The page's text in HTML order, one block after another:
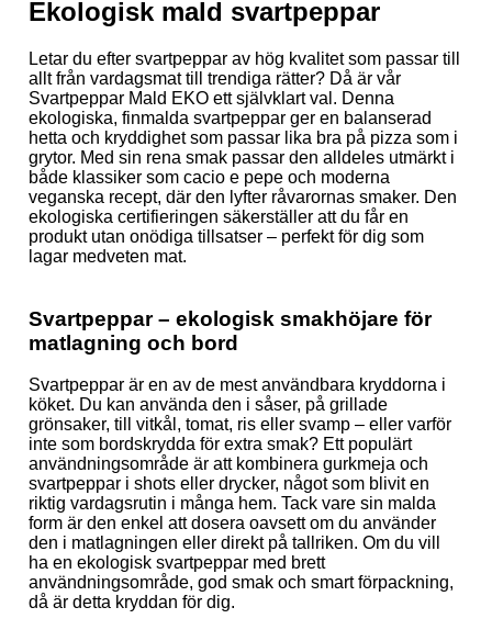
Ekologisk mald svartpeppar
Letar du efter svartpeppar av hög kvalitet som passar till
allt från vardagsmat till trendiga rätter? Då är vår
Svartpeppar Mald EKO ett självklart val. Denna
ekologiska, finmalda svartpeppar ger en balanserad
hetta och kryddighet som passar lika bra på pizza som i
grytor. Med sin rena smak passar den alldeles utmärkt i
både klassiker som cacio e pepe och moderna
veganska recept, där den lyfter råvarornas smaker. Den
ekologiska certifieringen säkerställer att du får en
produkt utan onödiga tillsatser – perfekt för dig som
lagar medveten mat.
Svartpeppar – ekologisk smakhöjare för
matlagning och bord
Svartpeppar är en av de mest användbara kryddorna i
köket. Du kan använda den i såser, på grillade
grönsaker, till vitkål, tomat, ris eller svamp – eller varför
inte som bordskrydda för extra smak? Ett populärt
användningsområde är att kombinera gurkmeja och
svartpeppar i shots eller drycker, något som blivit en
riktig vardagsrutin i många hem. Tack vare sin malda
form är den enkel att dosera oavsett om du använder
den i matlagningen eller direkt på tallriken. Om du vill
ha en ekologisk svartpeppar med brett
användningsområde, god smak och smart förpackning,
då är detta kryddan för dig.